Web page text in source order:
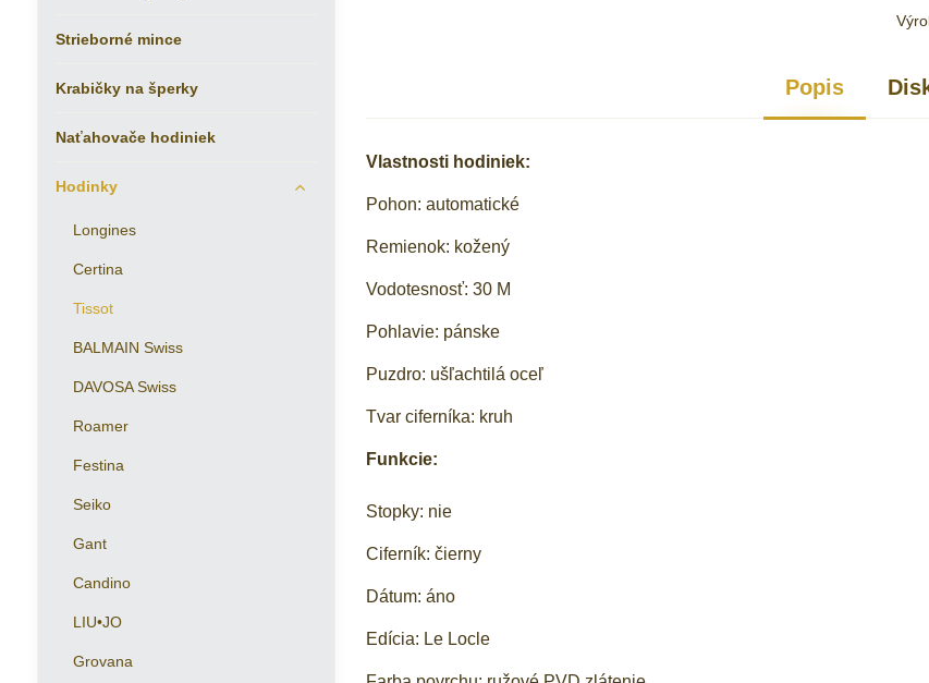
Popis
Vlastnosti hodiniek:
Pohon: automatické
Remienok: kožený
Vodotesnosť: 30 M
Pohlavie: pánske
Puzdro: ušľachtilá oceľ
Tvar ciferníka: kruh
Funkcie:
Stopky: nie
Ciferník: čierny
Dátum: áno
Edícia: Le Locle
Strieborné mince
Krabičky na šperky
Naťahovače hodiniek
Hodinky
Longines
Certina
Tissot
BALMAIN Swiss
DAVOSA Swiss
Roamer
Festina
Seiko
Gant
Candino
LIU•JO
Grovana